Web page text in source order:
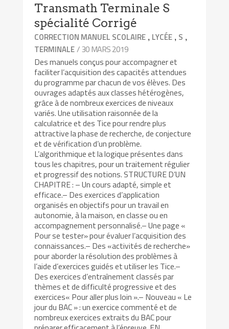
Transmath Terminale S
spécialité Corrigé
CORRECTION MANUEL SCOLAIRE , LYCÉE , S ,
TERMINALE/ 30 MARS 2019
Des manuels conçus pour accompagner et
faciliter l’acquisition des capacités attendues
du programme par chacun de vos élèves. Des
ouvrages adaptés aux classes hétérogènes,
grâce à de nombreux exercices de niveaux
variés. Une utilisation raisonnée de la
calculatrice et des Tice pour rendre plus
attractive la phase de recherche, de conjecture
et de vérification d’un problème.
L’algorithmique et la logique présentes dans
tous les chapitres, pour un traitement régulier
et progressif des notions. STRUCTURE D’UN
CHAPITRE : – Un cours adapté, simple et
efficace.– Des exercices d’application
organisés en objectifs pour un travail en
autonomie, à la maison, en classe ou en
accompagnement personnalisé.– Une page «
Pour se tester» pour évaluer l’acquisition des
connaissances.– Des «activités de recherche»
pour aborder la résolution des problèmes à
l’aide d’exercices guidés et utiliser les Tice.–
Des exercices d’entraînement classés par
thèmes et de difficulté progressive et des
exercices« Pour aller plus loin ».– Nouveau « Le
jour du BAC » : un exercice commenté et de
nombreux exercices extraits du BAC pour